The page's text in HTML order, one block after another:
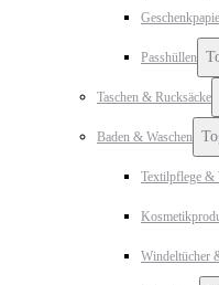
Passhüllen
Taschen & Rucksäcke
Baden & Waschen
Textilpflege &
Windeltücher